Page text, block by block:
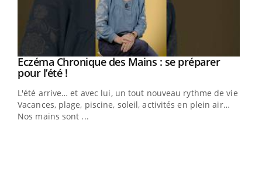
Youtube
Eczéma Chronique des Mains : se préparer
pour l’été !Youtube
L'été arrive… et avec lui, un tout nouveau rythme de vie !
Vacances, plage, piscine, soleil, activités en plein air…
Nos mains sont ...